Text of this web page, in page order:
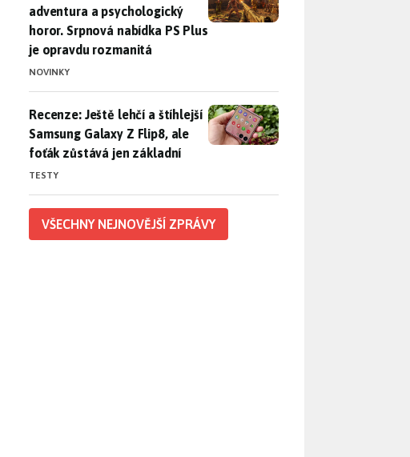
adventura a psychologický
horor. Srpnová nabídka PS Plus
je opravdu rozmanitá
NOVINKY
Recenze: Ještě lehčí a štíhlejší Samsung Galaxy Z Flip8, ale foťák
Recenze: Ještě lehčí a štíhlejší
Samsung Galaxy Z Flip8, ale
foťák zůstává jen základní
TESTY
VŠECHNY NEJNOVĚJŠÍ ZPRÁVY